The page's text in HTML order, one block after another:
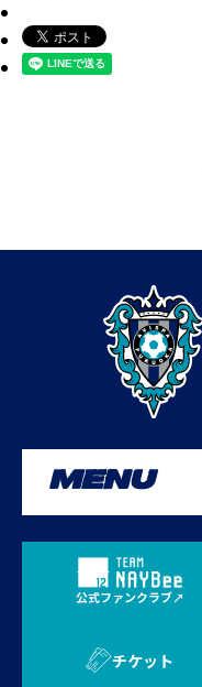
MENU
公式ファンクラブ
チケット